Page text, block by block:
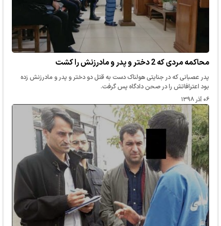
محاکمه مردی که 2 دختر و پدر و مادرزنش را کشت
پدر عصبانی که در جنایتی هولناک دست به قتل دو دختر و پدر و مادرزنش زده
بود اعترافاتش را در صحن دادگاه پس گرفت.
۰۶ آذر ۱۳۹۸